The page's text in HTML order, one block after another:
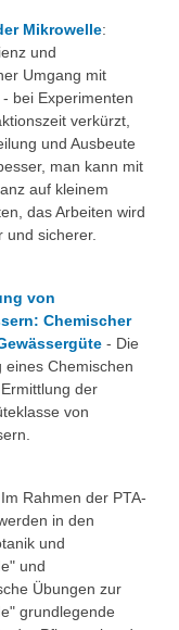
Mikrowelle:
und
Umgang mit
bei Experimenten
verkürzt,
und Ausbeute
man kann mit
auf kleinem
das Arbeiten wird
und sicherer.
von
Chemischer
- Die
eines Chemischen
der
von
Rahmen der PTA-
in den
und
und
Übungen zur
grundlegende